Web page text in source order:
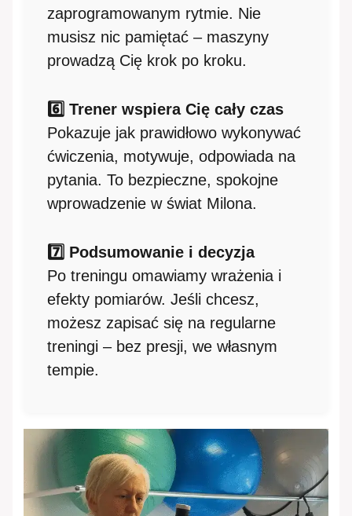
zaprogramowanym rytmie. Nie
musisz nic pamiętać – maszyny
prowadzą Cię krok po kroku.
6️⃣ Trener wspiera Cię cały czas
Pokazuje jak prawidłowo wykonywać
ćwiczenia, motywuje, odpowiada na
pytania. To bezpieczne, spokojne
wprowadzenie w świat Milona.
7️⃣ Podsumowanie i decyzja
Po treningu omawiamy wrażenia i
efekty pomiarów. Jeśli chcesz,
możesz zapisać się na regularne
treningi – bez presji, we własnym
tempie.